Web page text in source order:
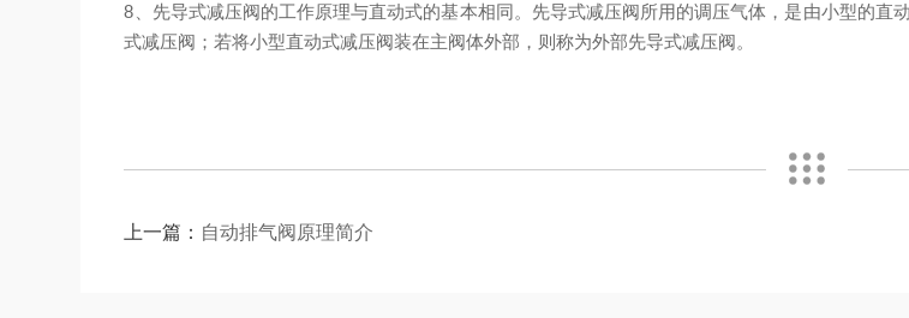
8、先导式减压阀的工作原理与直动式的基本相同。先导式减压阀所用的调压气体，是由小型的
式减压阀；若将小型直动式减压阀装在主阀体外部，则称为外部先导式减压阀。
上一篇： 自动排气阀原理简介